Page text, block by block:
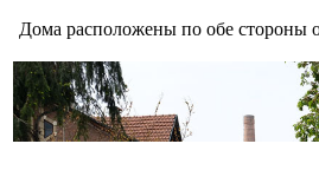
Дома расположены по обе стороны